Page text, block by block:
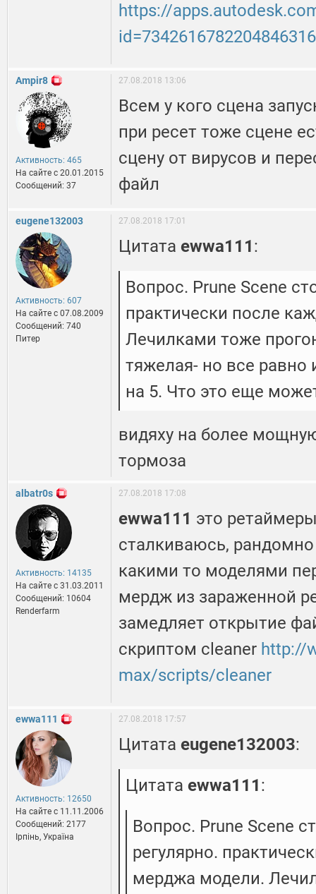
https://
Ampir8
Активность: 465
На сайте c 20.01.2015
Сообщений: 37
27.08.2018 13:06
Всем у кого сцена
при ресет тоже сцене
сцену от вирусов и
файл
eugene132003
Активность: 607
На сайте c 07.08.2009
Сообщений: 740
Питер
27.08.2018 17:01
Цитата ewwa111:
Вопрос. Prune Scene
практически после
Лечилками тоже
тяжелая- но все равно
на 5. Что это еще
видяху на более
тормоза
albatr0s
Активность: 14135
На сайте c 31.03.2011
Сообщений: 10604
Renderfarm
27.08.2018 17:08
ewwa111 это
сталкиваюсь,
какими то моделями
мердж из зараженной
замедляет открытие
скриптом cleaner http://
max/scripts/cleaner
ewwa111
Активность: 12650
На сайте c 11.11.2006
Сообщений: 2177
Ірпінь, Україна
27.08.2018 17:57
Цитата eugene132003:
Цитата ewwa111:
Вопрос. Prune Scene
регулярно.
мерджа модели.